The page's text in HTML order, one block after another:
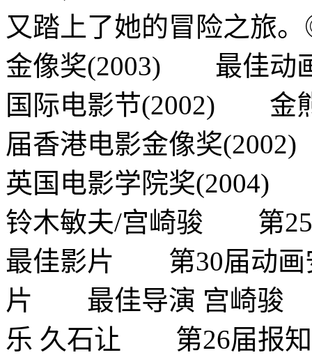
又踏上了她的冒险之
金像奖(2003) 最佳动
国际电影节(2002) 金
届香港电影金像奖
英国电影学院奖(2004)
铃木敏夫/宫崎骏 第
最佳影片 第30届动
片 最佳导演 宫崎
乐 久石让 第26届报